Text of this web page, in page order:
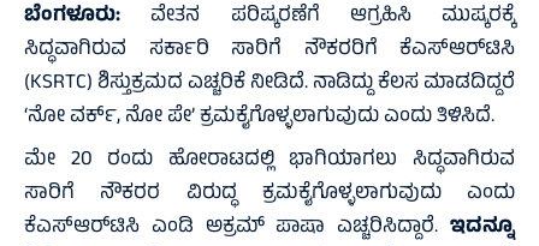
ಬೆಂಗಳೂರು: ವೇತನ ಪರಿಷ್ಕರಣೆಗೆ ಆಗ್ರಹಿಸಿ ಮುಷ್ಕರಕ್ಕೆ
ಸಿದ್ಧವಾಗಿರುವ ಸರ್ಕಾರಿ ಸಾರಿಗೆ ನೌಕರರಿಗೆ ಕೆಎಸ್‌ಆರ್‌ಟಿಸಿ
(KSRTC) ಶಿಸ್ತುಕ್ರಮದ ಎಚ್ಚರಿಕೆ ನೀಡಿದೆ. ನಾಡಿದ್ದು ಕೆಲಸ ಮಾಡದಿದ್ದರೆ
‘ನೋ ವರ್ಕ್‌, ನೋ ಪೇ’ ಕ್ರಮಕೈಗೊಳ್ಳಲಾಗುವುದು ಎಂದು ತಿಳಿಸಿದೆ.
ಮೇ 20 ರಂದು ಹೋರಾಟದಲ್ಲಿ ಭಾಗಿಯಾಗಲು ಸಿದ್ಧವಾಗಿರುವ
ಸಾರಿಗೆ ನೌಕರರ ವಿರುದ್ಧ ಕ್ರಮಕೈಗೊಳ್ಳಲಾಗುವುದು ಎಂದು
ಕೆಎಸ್‌ಆರ್‌ಟಿಸಿ ಎಂಡಿ ಅಕ್ರಮ್‌ ಪಾಷಾ ಎಚ್ಚರಿಸಿದ್ದಾರೆ. ಇದನ್ನೂ